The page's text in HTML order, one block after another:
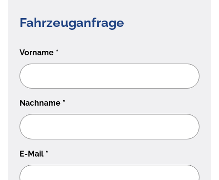
Fahrzeuganfrage
Vorname *
Nachname *
E-Mail *